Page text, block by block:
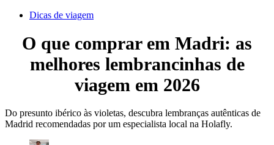
Dicas de viagem
O que comprar em Madri: as
melhores lembrancinhas de
viagem em 2026
Do presunto ibérico às violetas, descubra lembranças autênticas de
Madrid recomendadas por um especialista local na Holafly.